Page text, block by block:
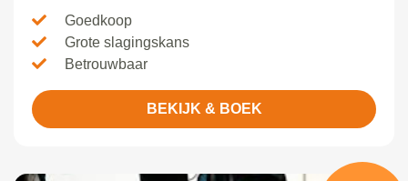
Goedkoop
Grote slagingskans
Betrouwbaar
BEKIJK & BOEK